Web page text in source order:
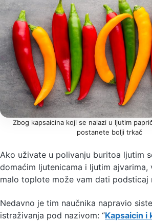
Zbog kapsaicina koji se nalazi u ljutim
postanete bolji trkač
Ako uživate u polivanju buritoa ljutim
domaćim ljutenicama i ljutim ajvarima,
malo toplote može vam dati podsticaj
Nedavno je tim naučnika napravio
istraživanja pod nazivom: “Kapsaicin i